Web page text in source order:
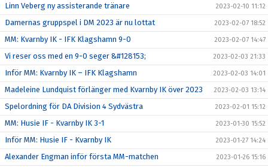
Linn Veberg ny assisterande tränare 2023-02-10 11:12
Damernas gruppspel i DM 2023 är nu lottat 2023-02-07 18:52
MM: Kvarnby IK - IFK Klagshamn 9-0 2023-02-07 14:47
Vi reser oss med en 9-0 seger &#128153; 2023-02-03 21:33
Inför MM: Kvarnby IK – IFK Klagshamn 2023-02-03 14:01
Madeleine Lundquist förlänger med Kvarnby IK över 2023 2023-02-03 13:14
Spelordning för DA Division 4 Sydvästra 2023-02-01 15:12
MM: Husie IF - Kvarnby IK 3-1 2023-01-30 15:52
Inför MM: Husie IF - Kvarnby IK 2023-01-27 14:24
Alexander Engman inför första MM-matchen 2023-01-26 15:16